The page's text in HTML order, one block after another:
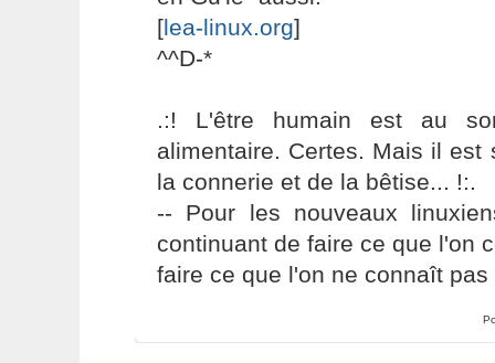
[lea-linux.org]
^^D-*
.:! L'être humain est au
alimentaire. Certes. Mais il est
la connerie et de la bêtise... !:.
-- Pour les nouveaux
continuant de faire ce que l'on
faire ce que l'on ne connaît pas